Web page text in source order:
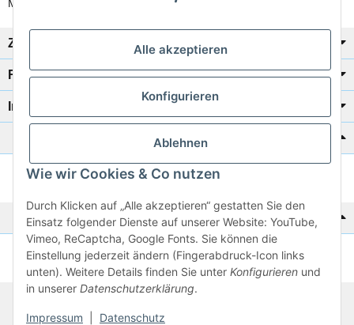
Alle akzeptieren
Konfigurieren
Ablehnen
Wie wir Cookies & Co nutzen
Durch Klicken auf „Alle akzeptieren“ gestatten Sie den
Einsatz folgender Dienste auf unserer Website: YouTube,
Vimeo, ReCaptcha, Google Fonts. Sie können die
Einstellung jederzeit ändern (Fingerabdruck-Icon links
unten). Weitere Details finden Sie unter Konfigurieren und
in unserer Datenschutzerklärung.
Impressum Datenschutz
Mo-Fr: 8:00 Uhr - 17:00 Uhr
Zahlung/Versand
Rechtliches
Informationen
Katalog zur Hand?
Zur Schnellbestellung
Noch kein Katalog?
Preisliste anschauen
© 2026 subtiel-shop.de